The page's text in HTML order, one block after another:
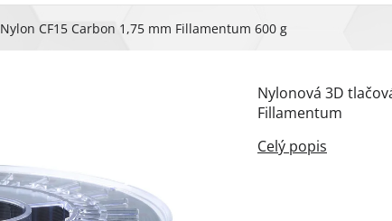
Nylon CF15 Carbon 1,75 mm Fillamentum 600 g
Nylonová 3D
Fillamentum